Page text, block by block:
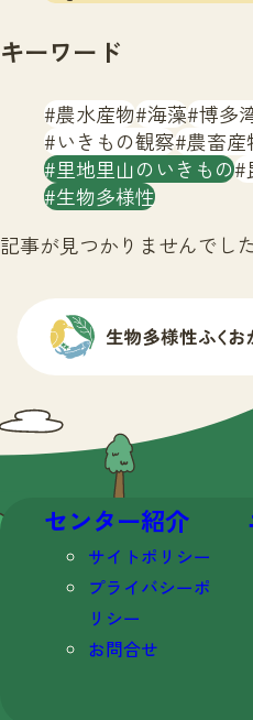
キーワード
農水産物 海藻 博多
いきもの観察 農畜産
里地里山のいきもの
生物多様性
記事が見つかりませんでした
センター紹介
サイトポリシー
プライバシーポ
リシー
お問合せ